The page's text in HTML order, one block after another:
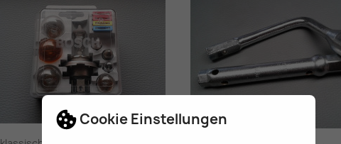
Cookie Einstellungen